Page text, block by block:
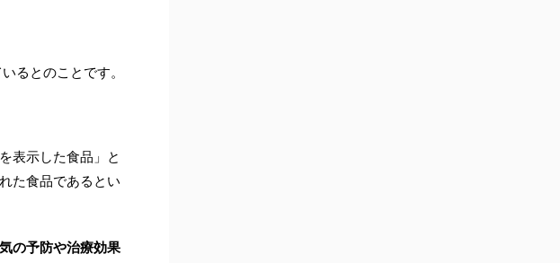
るとのことです。
表示した食品」と
た食品であるとい
の予防や治療効果